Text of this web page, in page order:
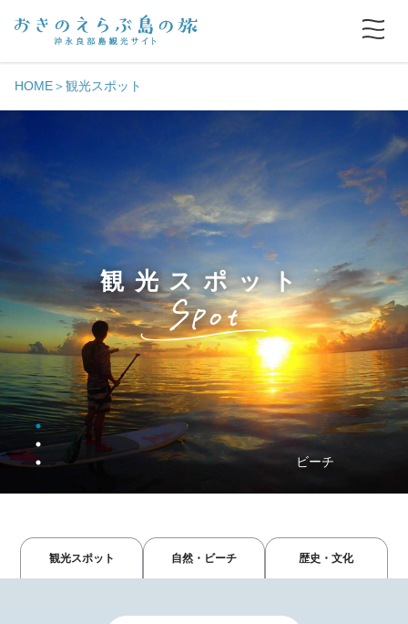
HOME 観光スポット
観光スポット
ビーチ
えらぶゆり
観光スポット 自然・ビーチ 歴史・文化